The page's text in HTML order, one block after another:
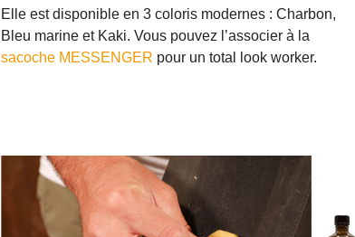
Elle est disponible en 3 coloris modernes : Charbon,
Bleu marine et Kaki. Vous pouvez l’associer à la
sacoche MESSENGER pour un total look worker.